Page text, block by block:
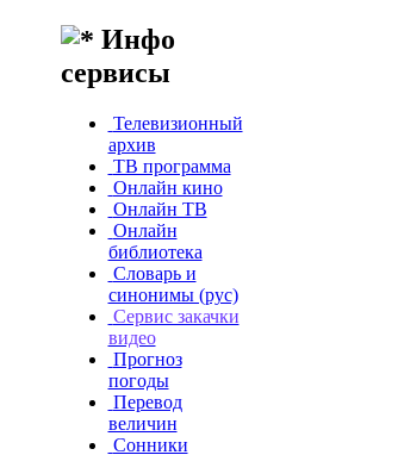
Инфо
сервисы
Телевизионный
архив
ТВ программа
Онлайн кино
Онлайн ТВ
Онлайн
библиотека
Словарь и
синонимы (рус)
Сервис закачки
видео
Прогноз
погоды
Перевод
величин
Сонники